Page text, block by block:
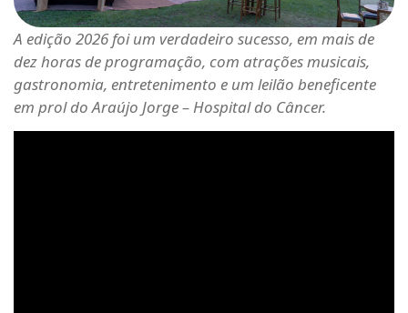
A edição 2026 foi um verdadeiro sucesso, em mais de
dez horas de programação, com atrações musicais,
gastronomia, entretenimento e um leilão beneficente
em prol do Araújo Jorge – Hospital do Câncer.